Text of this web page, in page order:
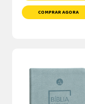
COMPRAR AGORA